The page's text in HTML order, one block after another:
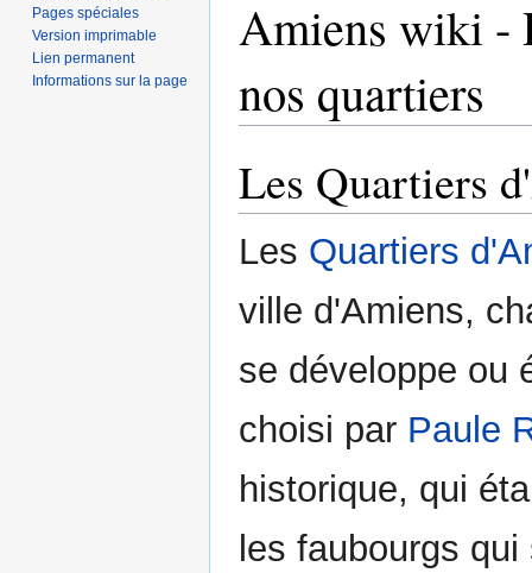
Amiens wiki -
nos quartiers
Les Quartiers
Les Quartiers
ville d'Amiens,
se développe ou
choisi par Paule
historique, qui
les faubourgs
Pages spéciales
Version imprimable
Lien permanent
Informations sur la page